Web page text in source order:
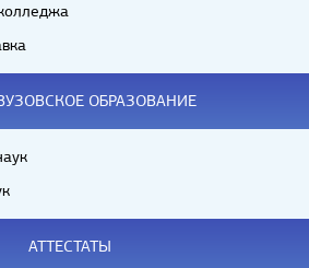
ОБРАЗОВАНИЕ
АТТЕСТАТЫ